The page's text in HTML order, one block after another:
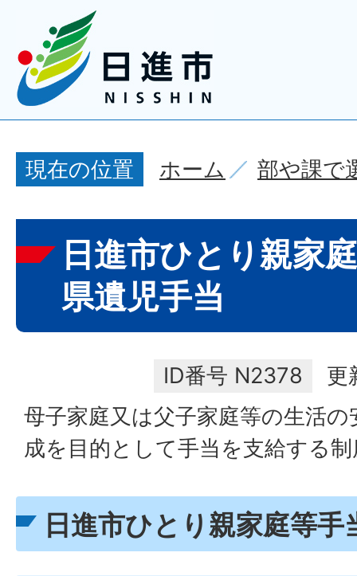
現在の位置 ホーム 部や課で
日進市ひとり親家
県遺児手当
ID番号 N2378
更
母子家庭又は父子家庭等の生活
成を目的として手当を支給する
日進市ひとり親家庭等手